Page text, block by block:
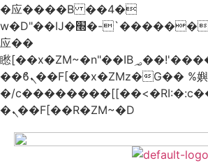
�应����B ��4�
w�D"��IJ�׭�-`������S��9�Dr�ji��EJ߅��gJ�
应��
矁[��x�ZM~�n"��IB؃��!'����Тѕ��+��(m��IK�ʭ�/|
��ϐܢ��F[��x�ZMz�G�� %嬩
�/
�ܢ��F[��R�ZM~�D